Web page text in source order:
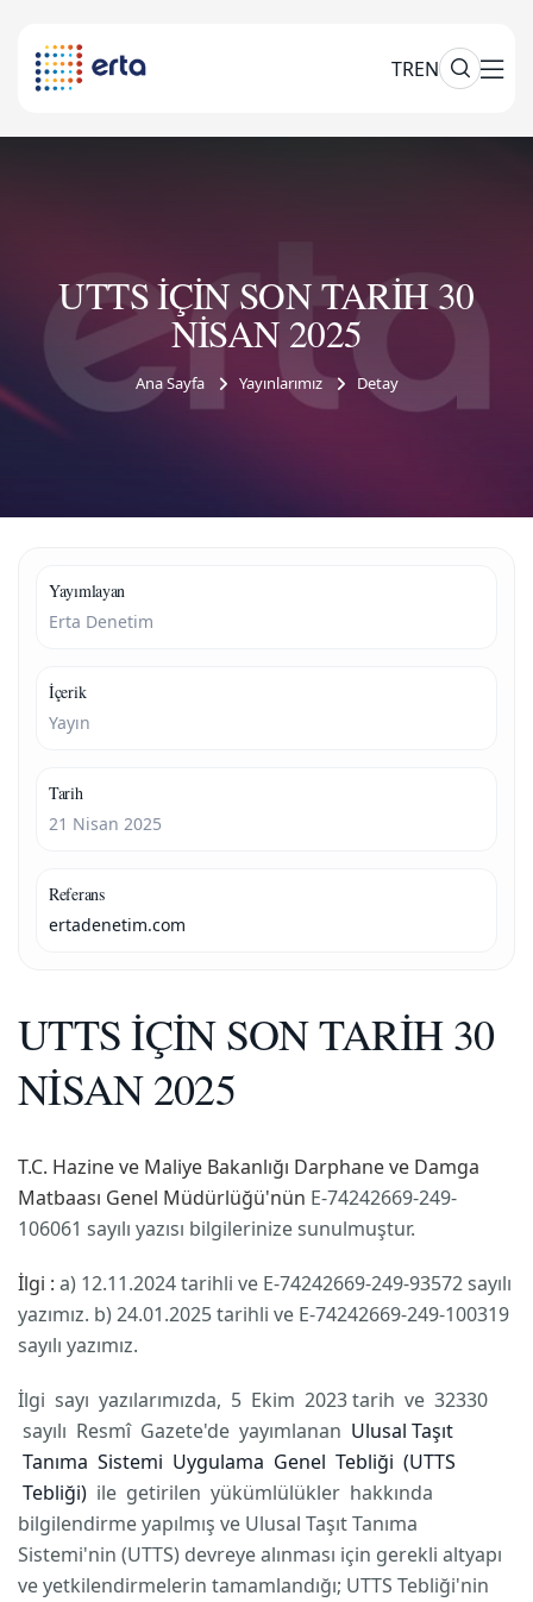
TREN
UTTS İÇİN SON TARİH 30
NİSAN 2025
Ana Sayfa Yayınlarımız Detay
Yayımlayan
Erta Denetim
İçerik
Yayın
Tarih
21 Nisan 2025
Referans
ertadenetim.com
UTTS İÇİN SON TARİH 30
NİSAN 2025
T.C. Hazine ve Maliye Bakanlığı Darphane ve Damga
Matbaası Genel Müdürlüğü'nün E-74242669-249-
106061 sayılı yazısı bilgilerinize sunulmuştur.
İlgi : a) 12.11.2024 tarihli ve E-74242669-249-93572 sayılı
yazımız. b) 24.01.2025 tarihli ve E-74242669-249-100319
sayılı yazımız.
İlgi sayı yazılarımızda, 5 Ekim 2023 tarih ve 32330
sayılı Resmî Gazete'de yayımlanan Ulusal Taşıt
Tanıma Sistemi Uygulama Genel Tebliği (UTTS
Tebliği) ile getirilen yükümlülükler hakkında
bilgilendirme yapılmış ve Ulusal Taşıt Tanıma
Sistemi'nin (UTTS) devreye alınması için gerekli altyapı
ve yetkilendirmelerin tamamlandığı; UTTS Tebliği'nin